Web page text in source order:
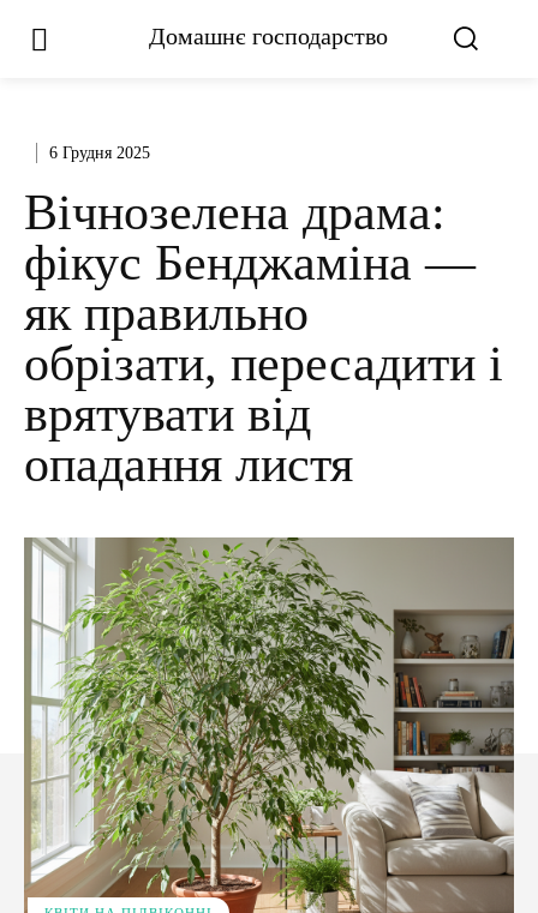
Домашнє господарство
6 Грудня 2025
Вічнозелена драма:
фікус Бенджаміна —
як правильно
обрізати, пересадити і
врятувати від
опадання листя